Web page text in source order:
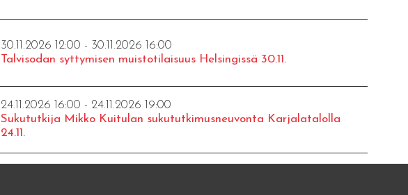
30.11.2026 12:00 - 30.11.2026 16:00
Talvisodan syttymisen muistotilaisuus Helsingissä 30.11.
24.11.2026 16:00 - 24.11.2026 19:00
Sukututkija Mikko Kuitulan sukututkimusneuvonta Karjalatalolla
24.11.